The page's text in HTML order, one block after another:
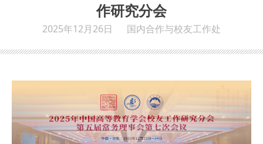
作研究分会
2025年12月26日 国内合作与校友工作处